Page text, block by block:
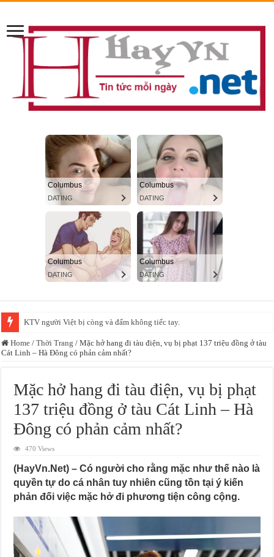
Xác minh video bảo mẫu đánh, bắn dây thun vào chân trẻ tại một cơ sở
Home / Thời Trang / Mặc hở hang đi tàu điện, vụ bị phạt 137 triệu đồng ở tàu
Cát Linh – Hà Đông có phản cảm nhất?
Mặc hở hang đi tàu điện, vụ bị phạt
137 triệu đồng ở tàu Cát Linh – Hà
Đông có phản cảm nhất?
470 Views
(HayVn.Net) – Có người cho rằng mặc như thế nào là
quyền tự do cá nhân tuy nhiên cũng tồn tại ý kiến
phản đối việc mặc hở đi phương tiện công cộng.